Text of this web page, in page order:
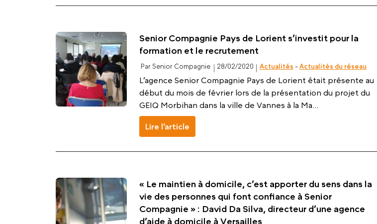
Senior Compagnie Pays de Lorient s’investit pour la
formation et le recrutement
Par Senior Compagnie 28/02/2020 Actualités - Actualités du réseau
L’agence Senior Compagnie Pays de Lorient était présente au
début du mois de février lors de la présentation du projet du
GEIQ Morbihan dans la ville de Vannes à la Ma...
Lire l’article
« Le maintien à domicile, c’est apporter du sens dans la
vie des personnes qui font confiance à Senior
Compagnie » : David Da Silva, directeur d’une agence
d’aide à domicile à Versailles